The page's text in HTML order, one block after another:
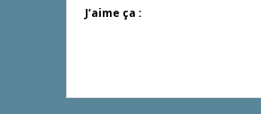
J’aime ça :